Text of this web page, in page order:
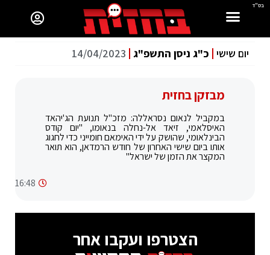
בס"ד
יום שישי כ"ג ניסן התשפ"ג 14/04/2023
מבזקן בחזית
במקביל לנאום נסראללה: מזכ"ל תנועת הג'יהאד
האיסלאמי, זיאד אל-נחלה בנאומו, "יום קודס
הבינלאומי, שהושק על ידי האימאם חומייני כדי לחגוג
אותו ביום שישי האחרון של חודש הרמדאן, הוא תואר
המקצר את הזמן של ישראל"
16:48
הצטרפו ועקבו אחר